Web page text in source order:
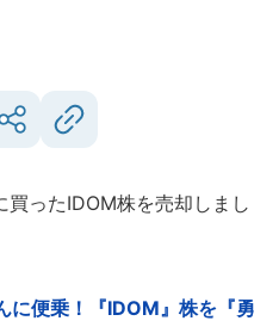
ったIDOM株を売却しまし
に便乗！『IDOM』株を『勇